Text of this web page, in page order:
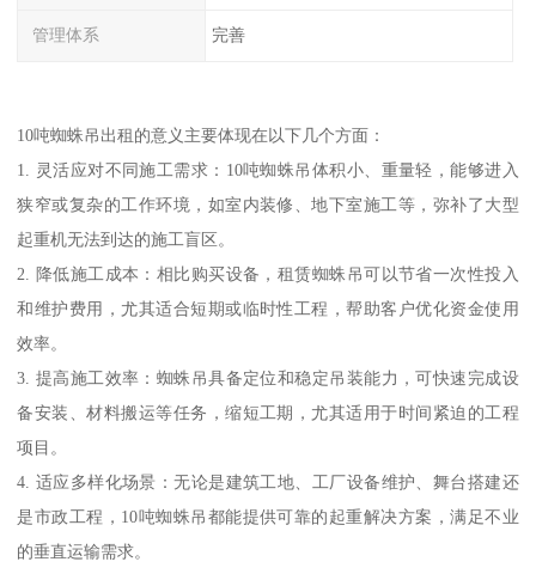
管理体系 完善
10吨蜘蛛吊出租的意义主要体现在以下几个方面：
1. 灵活应对不同施工需求：10吨蜘蛛吊体积小、重量轻，能够进入
狭窄或复杂的工作环境，如室内装修、地下室施工等，弥补了大型
起重机无法到达的施工盲区。
2. 降低施工成本：相比购买设备，租赁蜘蛛吊可以节省一次性投入
和维护费用，尤其适合短期或临时性工程，帮助客户优化资金使用
效率。
3. 提高施工效率：蜘蛛吊具备定位和稳定吊装能力，可快速完成设
备安装、材料搬运等任务，缩短工期，尤其适用于时间紧迫的工程
项目。
4. 适应多样化场景：无论是建筑工地、工厂设备维护、舞台搭建还
是市政工程，10吨蜘蛛吊都能提供可靠的起重解决方案，满足不业
的垂直运输需求。